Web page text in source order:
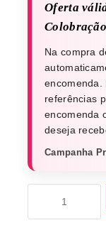
Oferta
Na compra
encomenda.
referências
encomenda
deseja
Campanha